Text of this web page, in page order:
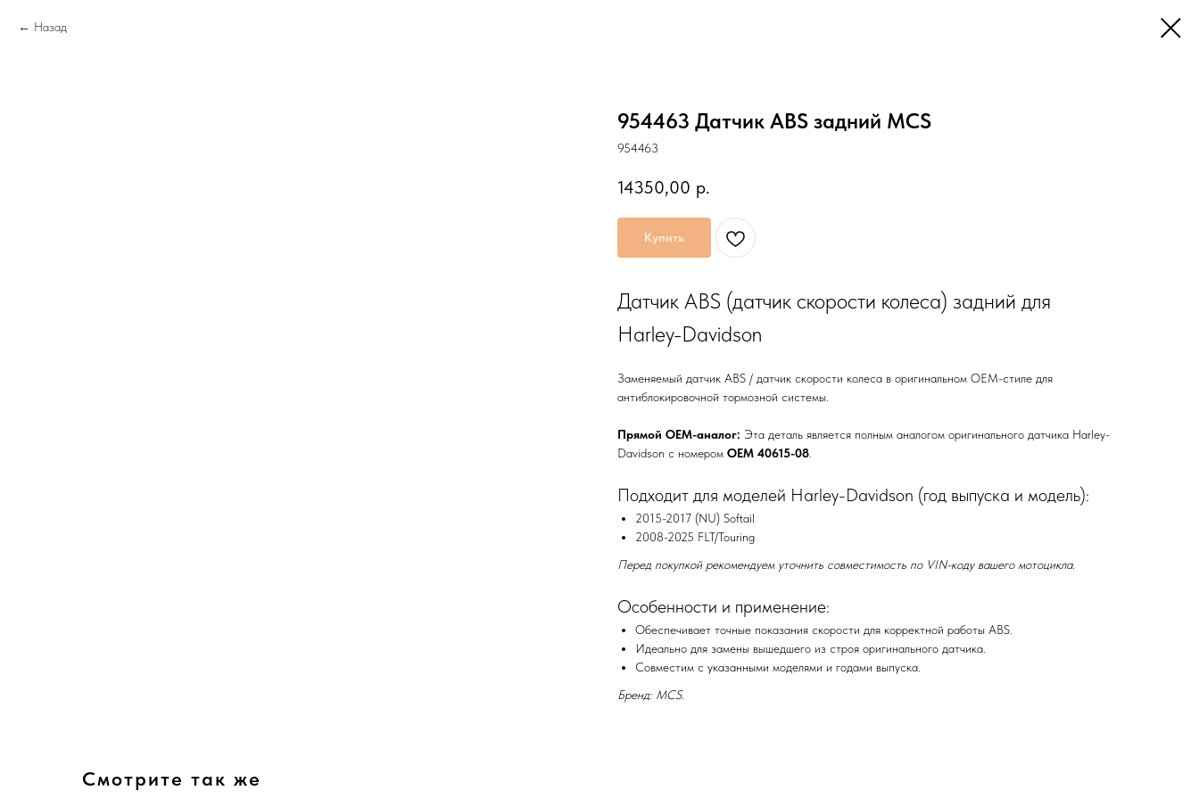
Назад
954463 Датчик ABS задний MCS
954463
14350,00 р.
Купить
Датчик ABS (датчик скорости колеса) задний для
Harley-Davidson
Заменяемый датчик ABS / датчик скорости колеса в оригинальном OEM-стиле для
антиблокировочной тормозной системы.
Прямой OEM-аналог: Эта деталь является полным аналогом оригинального датчика Harley-
Davidson с номером OEM 40615-08
Подходит для моделей Harley-Davidson (год выпуска и модель):
2015-2017 (NU) Softail
2008-2025 FLT/Touring
Перед покупкой рекомендуем уточнить совместимость по VIN-коду вашего мотоцикла.
Особенности и применение:
Обеспечивает точные показания скорости для корректной работы ABS.
Идеально для замены вышедшего из строя оригинального датчика.
Совместим с указанными моделями и годами выпуска.
Бренд: MCS.
Смотрите так же